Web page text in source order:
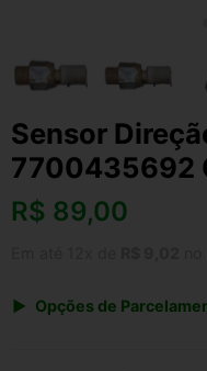
Sensor
7700435692
R$ 89,00
Opções de